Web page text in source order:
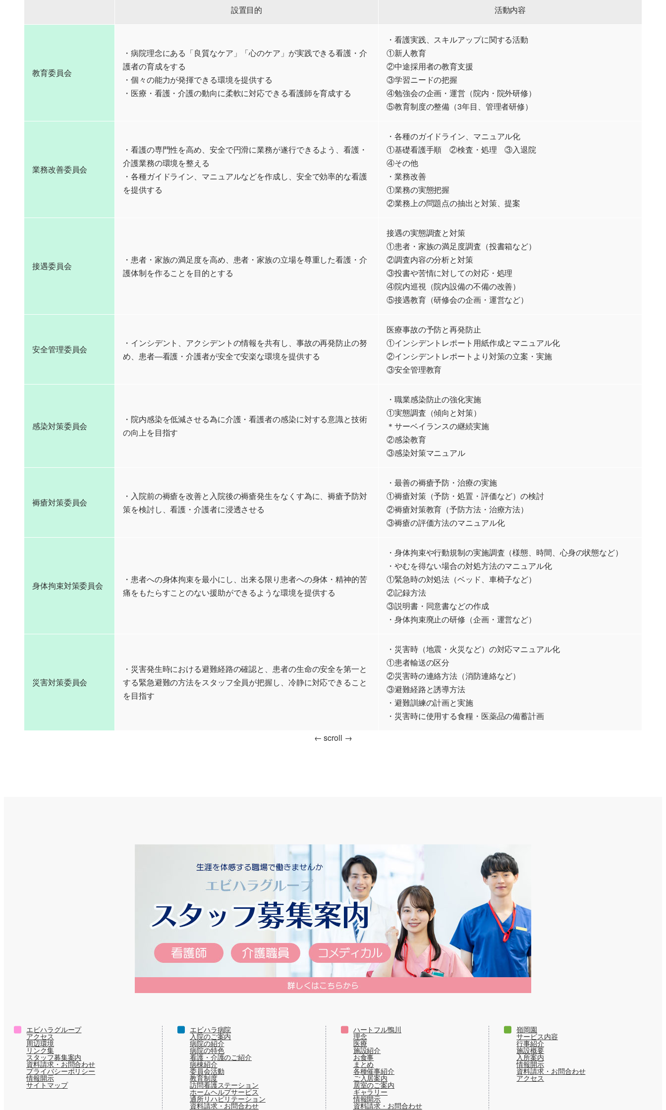
設置目的 活動内容
教育委員会
・病院理念にある「良質なケア」「心のケア」が実践できる看護・介
護者の育成をする
・個々の能力が発揮できる環境を提供する
・医療・看護・介護の動向に柔軟に対応できる看護師を育成する
・看護実践、スキルアップに関する活動
①新人教育
②中途採用者の教育支援
③学習ニードの把握
④勉強会の企画・運営（院内・院外研修）
⑤教育制度の整備（3年目、管理者研修）
業務改善委員会
・看護の専門性を高め、安全で円滑に業務が遂行できるよう、看護・
介護業務の環境を整える
・各種ガイドライン、マニュアルなどを作成し、安全で効率的な看護
を提供する
・各種のガイドライン、マニュアル化
①基礎看護手順 ②検査・処理 ③入退院
④その他
・業務改善
①業務の実態把握
②業務上の問題点の抽出と対策、提案
接遇委員会
・患者・家族の満足度を高め、患者・家族の立場を尊重した看護・介
護体制を作ることを目的とする
接遇の実態調査と対策
①患者・家族の満足度調査（投書箱など）
②調査内容の分析と対策
③投書や苦情に対しての対応・処理
④院内巡視（院内設備の不備の改善）
⑤接遇教育（研修会の企画・運営など）
安全管理委員会
・インシデント、アクシデントの情報を共有し、事故の再発防止の努
め、患者―看護・介護者が安全で安楽な環境を提供する
医療事故の予防と再発防止
①インシデントレポート用紙作成とマニュアル化
②インシデントレポートより対策の立案・実施
③安全管理教育
感染対策委員会
・院内感染を低減させる為に介護・看護者の感染に対する意識と技術
の向上を目指す
・職業感染防止の強化実施
①実態調査（傾向と対策）
＊サーベイランスの継続実施
②感染教育
③感染対策マニュアル
褥瘡対策委員会
・入院前の褥瘡を改善と入院後の褥瘡発生をなくす為に、褥瘡予防対
策を検討し、看護・介護者に浸透させる
・最善の褥瘡予防・治療の実施
①褥瘡対策（予防・処置・評価など）の検討
②褥瘡対策教育（予防方法・治療方法）
③褥瘡の評価方法のマニュアル化
身体拘束対策委員会
・患者への身体拘束を最小にし、出来る限り患者への身体・精神的苦
痛をもたらすことのない援助ができるような環境を提供する
・身体拘束や行動規制の実施調査（様態、時間、心身の状態など）
・やむを得ない場合の対処方法のマニュアル化
①緊急時の対処法（ベッド、車椅子など）
②記録方法
③説明書・同意書などの作成
・身体拘束廃止の研修（企画・運営など）
災害対策委員会
・災害発生時における避難経路の確認と、患者の生命の安全を第一と
する緊急避難の方法をスタッフ全員が把握し、冷静に対応できること
を目指す
・災害時（地震・火災など）の対応マニュアル化
①患者輸送の区分
②災害時の連絡方法（消防連絡など）
③避難経路と誘導方法
・避難訓練の計画と実施
・災害時に使用する食糧・医薬品の備蓄計画
← scroll →
エビハラグループ
アクセス
周辺環境
リンク集
スタッフ募集案内
資料請求・お問合わせ
プライバシーポリシー
情報開示
サイトマップ
エビハラ病院
入院のご案内
病院の紹介
病院の特色
看護・介護のご紹介
病棟紹介
委員会活動
教育制度
訪問看護ステーション
ホームヘルプサービス
通所リハビリテーション
資料請求・お問合わせ
ハートフル鴨川
理念
医療
施設紹介
お食事
まとめ
各種催事紹介
ご入居案内
居室のご案内
ギャラリー
情報開示
資料請求・お問合わせ
嶺岡園
サービス内容
行事紹介
施設概要
入所案内
情報開示
資料請求・お問合わせ
アクセス